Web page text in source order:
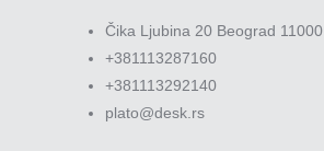
Čika Ljubina 20 Beograd 11000
+381113287160
+381113292140
plato@desk.rs